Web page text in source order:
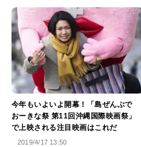
今年もいよいよ開幕！「島ぜんぶで
おーきな祭 第11回沖縄国際映画祭」
で上映される注目映画はこれだ
2019/4/17 13:50